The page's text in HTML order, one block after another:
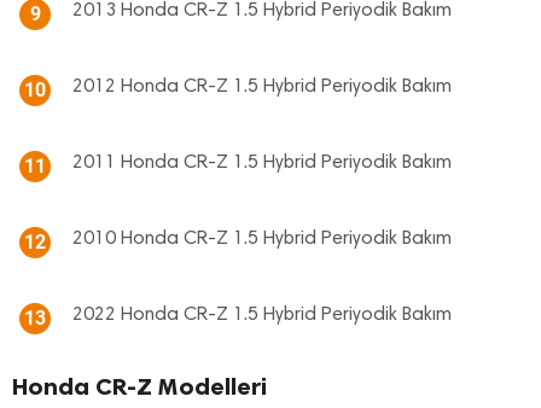
9 2013 Honda CR-Z 1.5 Hybrid Periyodik Bakım
10 2012 Honda CR-Z 1.5 Hybrid Periyodik Bakım
11 2011 Honda CR-Z 1.5 Hybrid Periyodik Bakım
12 2010 Honda CR-Z 1.5 Hybrid Periyodik Bakım
13 2022 Honda CR-Z 1.5 Hybrid Periyodik Bakım
Honda CR-Z Modelleri